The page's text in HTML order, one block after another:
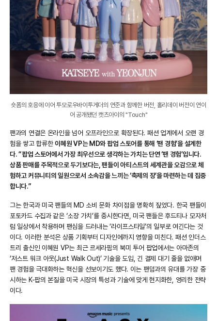
숏폼의 호응에 이어 투모로우바이투게더의 연준과 함께한 버전, 홀리데이 버전이 연이
어 공개됐던 캣츠아이의 "Touch"
팬과의 연결은 온라인을 넘어 오프라인으로 확장된다. 패션 업계에서 오랜 경
험을 쌓고 합류한이혜원 VP는 MD와 팝업 스토어를 통해 ‘팬 경험’을 설계한
다. “팝업 스토어에서 가장 최우선으로 생각하는 가치는 단연 ‘팬 경험’입니다.
상품 판매를 주목적으로 두기보다는, 팬들이 아티스트의 세계관을 오감으로 체
험하고 커뮤니티의 일원으로서 소속감을 느끼는 ‘축제의 장’을 마련하는 데 집중
합니다.”
그는 한국과 미국 팬들의 MD 소비 문화 차이점을 명확히 짚었다. 한국 팬들이
포토카드 수집과 같은 ‘소장 가치’를 중시한다면, 미국 팬들은 후드티나 모자처
럼 일상에서 착용하며 팬심을 드러내는 ‘라이프스타일’의 일부로 여긴다는 것
이다. 이러한 분석은 상품 기획부터 디자인에까지 영향을 미친다. 패션 인더스
트리 출신인 이혜원 VP는 최근 르세라핌의 북미 투어 팝업에서는 아마존의
‘저스트 워크 아웃(Just Walk Out)’ 기술을 도입, 긴 결제 대기 줄을 없애며
팬 경험을 극대화하는 혁신을 선보이기도 했다. 이는 팬덤과의 유대를 가장 중
시하는 K-팝의 본질을 미국 시장의 특성과 기술에 맞게 현지화한, 영리한 전략
이다.